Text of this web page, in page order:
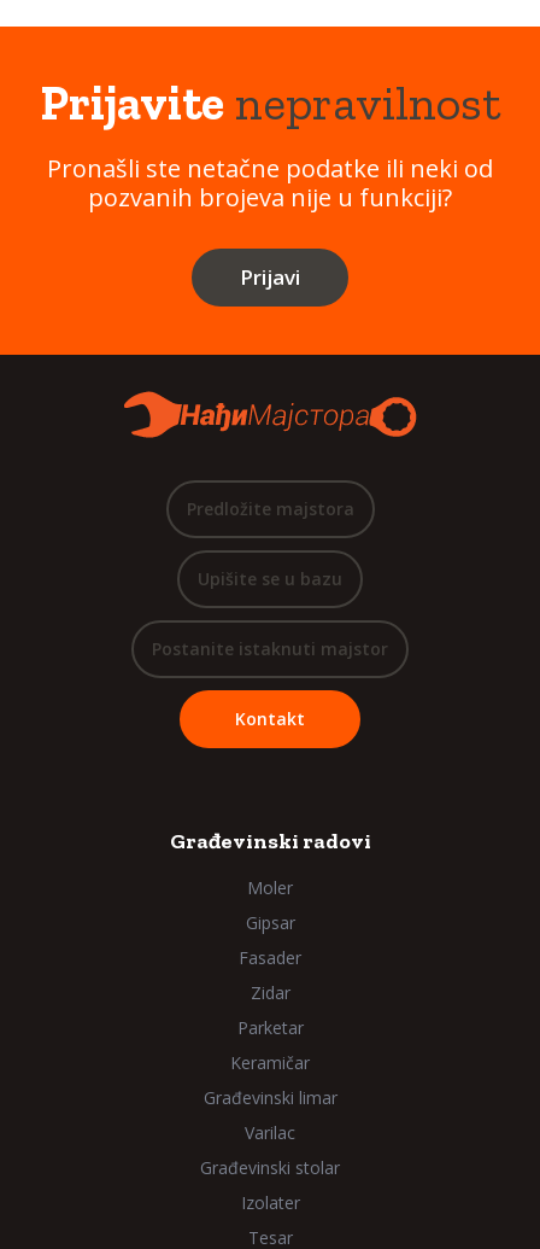
Prijavitenepravilnost
Pronašli ste netačne podatke ili neki od
pozvanih brojeva nije u funkciji?
Prijavi
Predložite majstora
Upišite se u bazu
Postanite istaknuti majstor
Kontakt
Građevinski radovi
Moler
Gipsar
Fasader
Zidar
Parketar
Keramičar
Građevinski limar
Varilac
Građevinski stolar
Izolater
Tesar